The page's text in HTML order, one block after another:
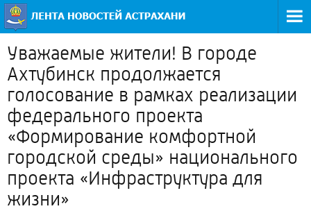
Уважаемые жители! В городе
Ахтубинск продолжается
голосование в рамках реализации
федерального проекта
«Формирование комфортной
городской среды» национального
проекта «Инфраструктура для
жизни»